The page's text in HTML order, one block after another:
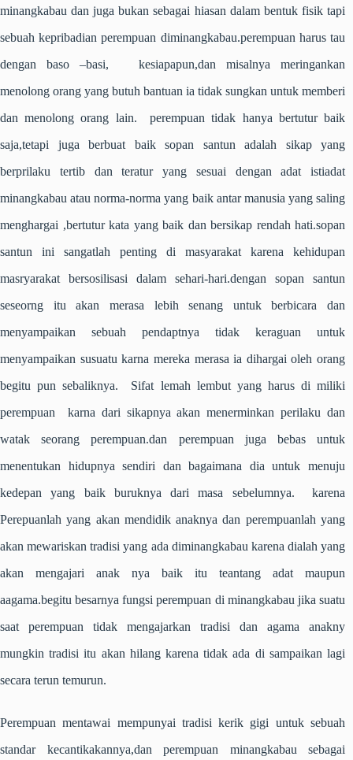
minangkabau dan juga bukan sebagai hiasan dalam bentuk fisik tapi
sebuah kepribadian perempuan diminangkabau.perempuan harus tau
dengan baso –basi, kesiapapun,dan misalnya meringankan
menolong orang yang butuh bantuan ia tidak sungkan untuk memberi
dan menolong orang lain. perempuan tidak hanya bertutur baik
saja,tetapi juga berbuat baik sopan santun adalah sikap yang
berprilaku tertib dan teratur yang sesuai dengan adat istiadat
minangkabau atau norma-norma yang baik antar manusia yang saling
menghargai ,bertutur kata yang baik dan bersikap rendah hati.sopan
santun ini sangatlah penting di masyarakat karena kehidupan
masryarakat bersosilisasi dalam sehari-hari.dengan sopan santun
seseorng itu akan merasa lebih senang untuk berbicara dan
menyampaikan sebuah pendaptnya tidak keraguan untuk
menyampaikan susuatu karna mereka merasa ia dihargai oleh orang
begitu pun sebaliknya. Sifat lemah lembut yang harus di miliki
perempuan karna dari sikapnya akan menerminkan perilaku dan
watak seorang perempuan.dan perempuan juga bebas untuk
menentukan hidupnya sendiri dan bagaimana dia untuk menuju
kedepan yang baik buruknya dari masa sebelumnya. karena
Perepuanlah yang akan mendidik anaknya dan perempuanlah yang
akan mewariskan tradisi yang ada diminangkabau karena dialah yang
akan mengajari anak nya baik itu teantang adat maupun
aagama.begitu besarnya fungsi perempuan di minangkabau jika suatu
saat perempuan tidak mengajarkan tradisi dan agama anakny
mungkin tradisi itu akan hilang karena tidak ada di sampaikan lagi
secara terun temurun.
Perempuan mentawai mempunyai tradisi kerik gigi untuk sebuah
standar kecantikakannya,dan perempuan minangkabau sebagai